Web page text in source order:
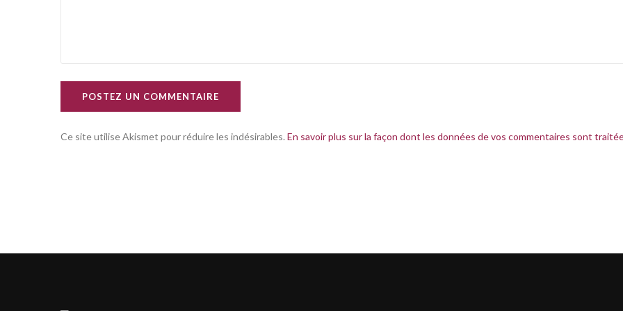
POSTEZ UN COMMENTAIRE
Ce site utilise Akismet pour réduire les indésirables. En savoir plus sur la façon dont les données de vos commentaires sont